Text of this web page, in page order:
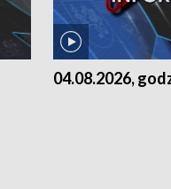
04.08.2026,